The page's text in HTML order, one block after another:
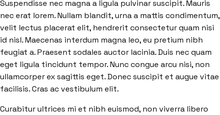
Suspendisse nec magna a ligula pulvinar suscipit. Mauris
nec erat lorem. Nullam blandit, urna a mattis condimentum,
velit lectus placerat elit, hendrerit consectetur quam nisi
id nisl. Maecenas interdum magna leo, eu pretium nibh
feugiat a. Praesent sodales auctor lacinia. Duis nec quam
eget ligula tincidunt tempor. Nunc congue arcu nisi, non
ullamcorper ex sagittis eget. Donec suscipit et augue vitae
facilisis. Cras ac vestibulum elit.
Curabitur ultrices mi et nibh euismod, non viverra libero